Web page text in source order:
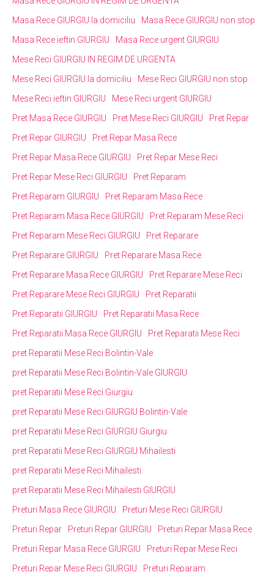
Masa Rece GIURGIU la domiciliu
Masa Rece GIURGIU non stop
Masa Rece ieftin GIURGIU
Masa Rece urgent GIURGIU
Mese Reci GIURGIU IN REGIM DE URGENTA
Mese Reci GIURGIU la domiciliu
Mese Reci GIURGIU non stop
Mese Reci ieftin GIURGIU
Mese Reci urgent GIURGIU
Pret Masa Rece GIURGIU
Pret Mese Reci GIURGIU
Pret Repar
Pret Repar GIURGIU
Pret Repar Masa Rece
Pret Repar Masa Rece GIURGIU
Pret Repar Mese Reci
Pret Repar Mese Reci GIURGIU
Pret Reparam
Pret Reparam GIURGIU
Pret Reparam Masa Rece
Pret Reparam Masa Rece GIURGIU
Pret Reparam Mese Reci
Pret Reparam Mese Reci GIURGIU
Pret Reparare
Pret Reparare GIURGIU
Pret Reparare Masa Rece
Pret Reparare Masa Rece GIURGIU
Pret Reparare Mese Reci
Pret Reparare Mese Reci GIURGIU
Pret Reparatii
Pret Reparatii GIURGIU
Pret Reparatii Masa Rece
Pret Reparatii Masa Rece GIURGIU
Pret Reparatii Mese Reci
pret Reparatii Mese Reci Bolintin-Vale
pret Reparatii Mese Reci Bolintin-Vale GIURGIU
pret Reparatii Mese Reci Giurgiu
pret Reparatii Mese Reci GIURGIU Bolintin-Vale
pret Reparatii Mese Reci GIURGIU Giurgiu
pret Reparatii Mese Reci GIURGIU Mihailesti
pret Reparatii Mese Reci Mihailesti
pret Reparatii Mese Reci Mihailesti GIURGIU
Preturi Masa Rece GIURGIU
Preturi Mese Reci GIURGIU
Preturi Repar
Preturi Repar GIURGIU
Preturi Repar Masa Rece
Preturi Repar Masa Rece GIURGIU
Preturi Repar Mese Reci
Preturi Repar Mese Reci GIURGIU
Preturi Reparam